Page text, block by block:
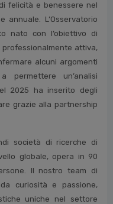
felicità e benessere nel
annuale. L’Osservatorio
nato con l’obiettivo di
professionalmente attiva,
alcuni argomenti
un’analisi
2025 ha inserito degli
grazie alla partnership
società di ricerche di
globale, opera in 90
Il nostro team di
curiosità e passione,
uniche nel settore